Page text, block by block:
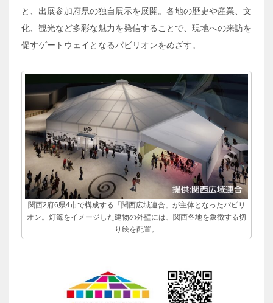
と、出展参加府県の独自展示を展開。各地の歴史や産業、文
化、観光など多彩な魅力を発信することで、現地への来訪を
促すゲートウェイとなるパビリオンをめざす。
関西2府6県4市で構成する「関西広域連合」が主体となったパビリ
オン。灯篭をイメージした建物の外壁には、関西各地を象徴する切
り絵を配置。